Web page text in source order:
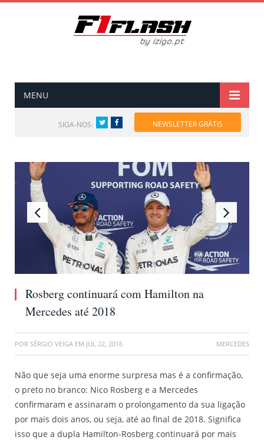
MENU
SIGA-NOS: TwitterFacebook NEWSLETTER GRÁTIS
Rosberg continuará com Hamilton na
Mercedes até 2018
POR SÉRGIO VEIGA EM JUL 22, 2016 MERCEDES
Não que seja uma enorme surpresa mas é a confirmação,
o preto no branco: Nico Rosberg e a Mercedes
confirmaram e assinaram o prolongamento da sua ligação
por mais dois anos, ou seja, até ao final de 2018. Significa
isso que a dupla Hamilton-Rosberg continuará por mais